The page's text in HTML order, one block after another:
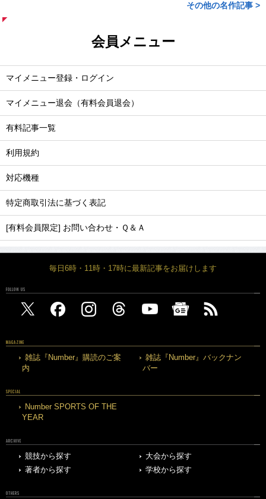
その他の名作記事 >
会員メニュー
マイメニュー登録・ログイン
マイメニュー退会（有料会員退会）
有料記事一覧
利用規約
対応機種
特定商取引法に基づく表記
[有料会員限定] お問い合わせ・Ｑ＆Ａ
毎日6時・11時・17時に最新記事をお届けします
FOLLOW US
MAGAZINE
雑誌『Number』購読のご案
内
雑誌『Number』バックナン
バー
SPECIAL
Number SPORTS OF THE
YEAR
ARCHIVE
競技から探す
大会から探す
著者から探す
学校から探す
OTHERS